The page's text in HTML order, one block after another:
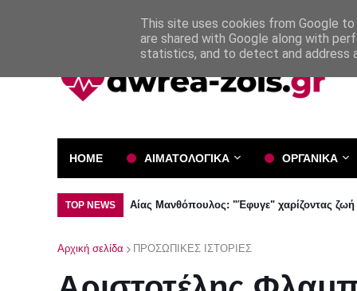
HOME ΑΙΜΑΤΟΛΟΓΙΚΑ ΟΡΓΑΝΙΚΑ
TOP NEWS Αίας Μανθόπουλος: "Έφυγε" χαρίζοντας
Αρχική σελίδα ΠΡΟΣΩΠΙΚΕΣ ΙΣΤΟΡΙΕΣ
This site uses cookies from Google
are shared with Google along with
statistics, and to detect and address